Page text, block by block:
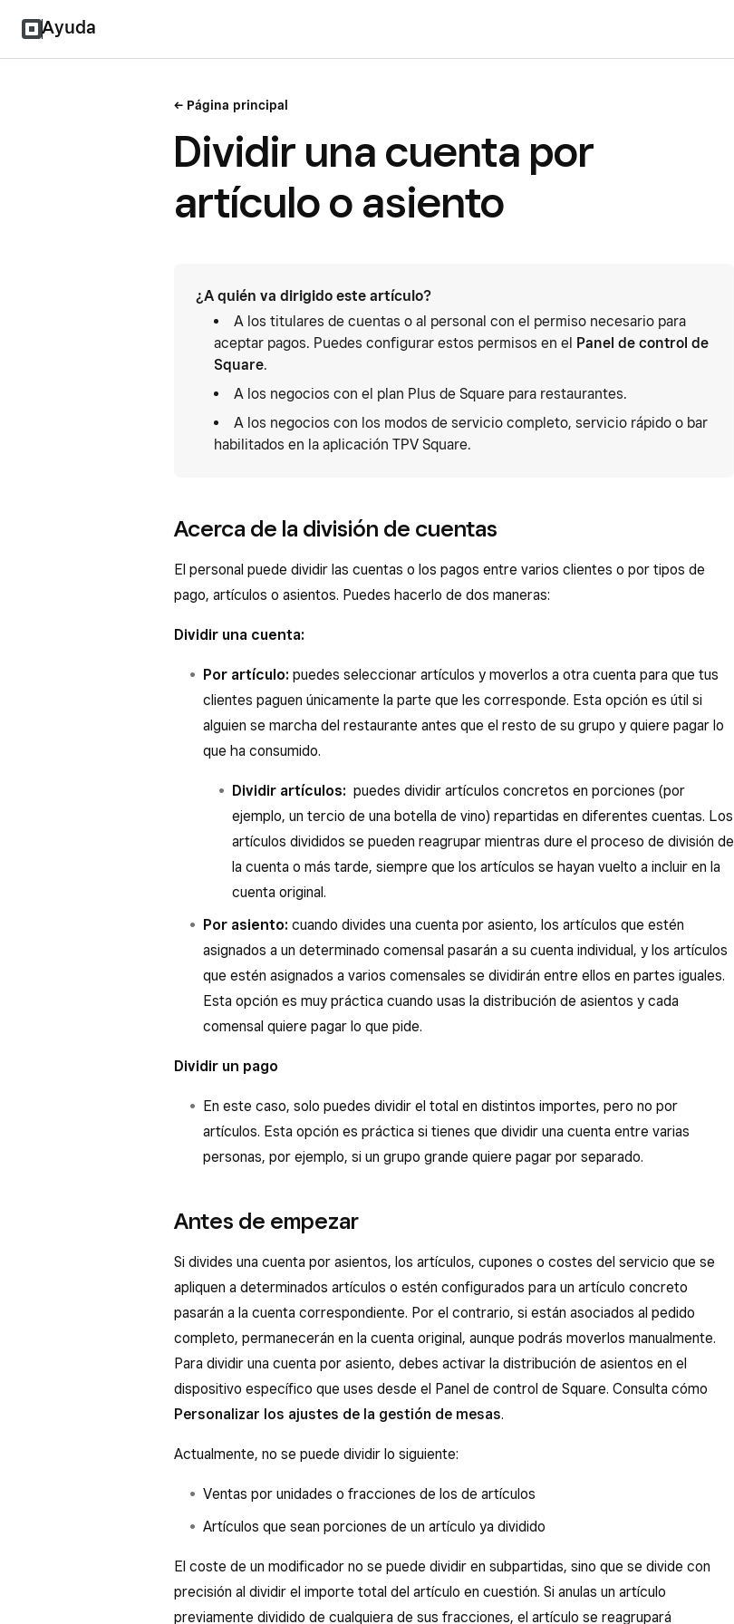
Ayuda
Página principal
Dividir una cuenta por
artículo o asiento
¿A quién va dirigido este artículo?
A los titulares de cuentas o al personal con el permiso necesario para
aceptar pagos. Puedes configurar estos permisos en el Panel de control de
Square.
A los negocios con el plan Plus de Square para restaurantes.
A los negocios con los modos de servicio completo, servicio rápido o bar
habilitados en la aplicación TPV Square.
Acerca de la división de cuentas
El personal puede dividir las cuentas o los pagos entre varios clientes o por tipos de
pago, artículos o asientos. Puedes hacerlo de dos maneras:
Dividir una cuenta:
Por artículo: puedes seleccionar artículos y moverlos a otra cuenta para que tus
clientes paguen únicamente la parte que les corresponde. Esta opción es útil si
alguien se marcha del restaurante antes que el resto de su grupo y quiere pagar lo
que ha consumido.
Dividir artículos: puedes dividir artículos concretos en porciones (por
ejemplo, un tercio de una botella de vino) repartidas en diferentes cuentas. Los
artículos divididos se pueden reagrupar mientras dure el proceso de división de
la cuenta o más tarde, siempre que los artículos se hayan vuelto a incluir en la
cuenta original.
Por asiento: cuando divides una cuenta por asiento, los artículos que estén
asignados a un determinado comensal pasarán a su cuenta individual, y los artículos
que estén asignados a varios comensales se dividirán entre ellos en partes iguales.
Esta opción es muy práctica cuando usas la distribución de asientos y cada
comensal quiere pagar lo que pide.
Dividir un pago
En este caso, solo puedes dividir el total en distintos importes, pero no por
artículos. Esta opción es práctica si tienes que dividir una cuenta entre varias
personas, por ejemplo, si un grupo grande quiere pagar por separado.
Antes de empezar
Si divides una cuenta por asientos, los artículos, cupones o costes del servicio que se
apliquen a determinados artículos o estén configurados para un artículo concreto
pasarán a la cuenta correspondiente. Por el contrario, si están asociados al pedido
completo, permanecerán en la cuenta original, aunque podrás moverlos manualmente.
Para dividir una cuenta por asiento, debes activar la distribución de asientos en el
dispositivo específico que uses desde el Panel de control de Square. Consulta cómo
Personalizar los ajustes de la gestión de mesas.
Actualmente, no se puede dividir lo siguiente:
Ventas por unidades o fracciones de los de artículos
Artículos que sean porciones de un artículo ya dividido
El coste de un modificador no se puede dividir en subpartidas, sino que se divide con
precisión al dividir el importe total del artículo en cuestión. Si anulas un artículo
previamente dividido de cualquiera de sus fracciones, el artículo se reagrupará